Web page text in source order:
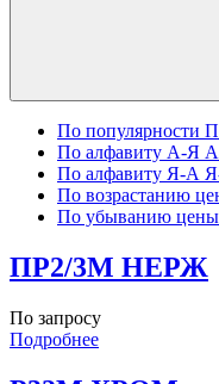
По популярности
По алфавиту А-Я
По алфавиту Я-А
По возрастанию
По убыванию цены
ПР2/3М НЕРЖ
По запросу
Подробнее